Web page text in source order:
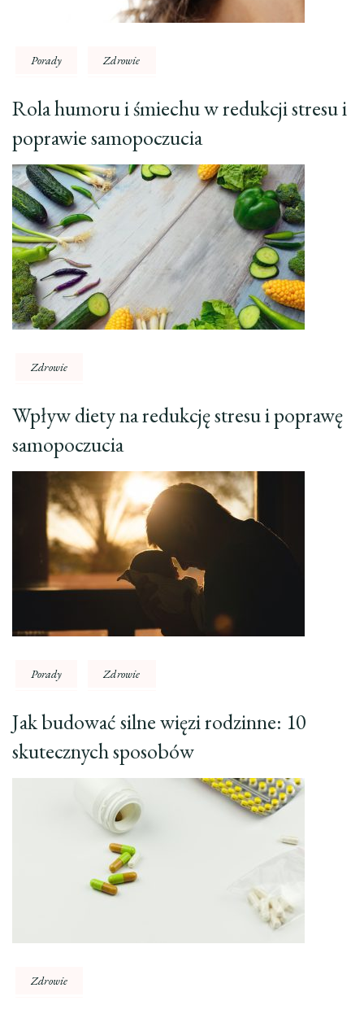
Porady Zdrowie
Rola humoru i śmiechu w redukcji stresu i
poprawie samopoczucia
Zdrowie
Wpływ diety na redukcję stresu i poprawę
samopoczucia
Porady Zdrowie
Jak budować silne więzi rodzinne: 10
skutecznych sposobów
Zdrowie